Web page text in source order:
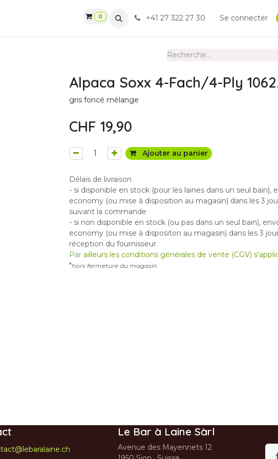
CGV 0 +41 27 322 27 30 Se connecter
Alpaca Soxx 4-Fach/4-Ply
gris foncé mélange
CHF 19,90
Ajouter au panier
Délais de livraison
- si disponible en stock (pour les laines dans un seul bain),
economy (ou mise à disposition au magasin) dans les 3
suivant la commande
- si non disponible en stock (ou pas dans un seul bain),
economy (ou mise à dispositon au magasin) dans les 3
réception du fournisseur
Par ailleurs les conditions générales de vente (CGV)
*hors fermeture du magasin
Le Bar à Laine Sàrl
Avenue des Mayennets 12